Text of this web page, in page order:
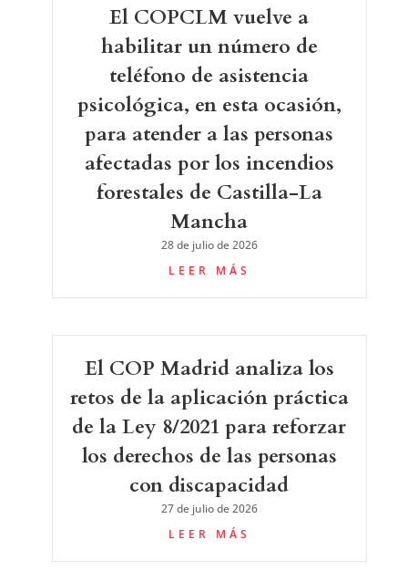
El COPCLM vuelve a
habilitar un número de
teléfono de asistencia
psicológica, en esta ocasión,
para atender a las personas
afectadas por los incendios
forestales de Castilla-La
Mancha
28 de julio de 2026
LEER MÁS
El COP Madrid analiza los
retos de la aplicación práctica
de la Ley 8/2021 para reforzar
los derechos de las personas
con discapacidad
27 de julio de 2026
LEER MÁS